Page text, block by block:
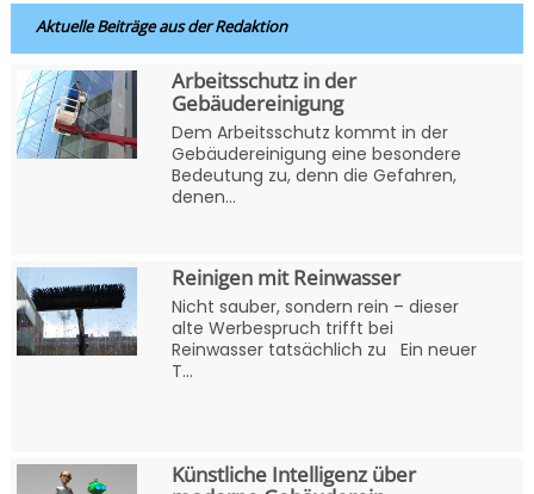
Aktuelle Beiträge aus der Redaktion
Arbeitsschutz in der
Gebäudereinigung
Dem Arbeitsschutz kommt in der
Gebäudereinigung eine besondere
Bedeutung zu, denn die Gefahren,
denen...
Reinigen mit Reinwasser
Nicht sauber, sondern rein – dieser
alte Werbespruch trifft bei
Reinwasser tatsächlich zu Ein neuer
T...
Künstliche Intelligenz über